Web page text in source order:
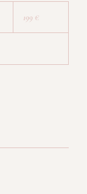
199 €